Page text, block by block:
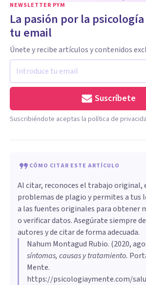
NEWSLETTER PYM
La pasión por la
tu email
Únete y recibe artículos y contenidos
Suscríbete
Suscribiéndote aceptas la política de
CÓMO CITAR ESTE ARTÍCULO
Al citar, reconoces el trabajo original,
problemas de plagio y permites a tus
a las fuentes originales para obtener
o verificar datos. Asegúrate siempre
autores y de citar de forma adecuada.
Nahum Montagud Rubio. (2020,
síntomas, causas y tratamiento.
Mente.
https://psicologiaymente.com/